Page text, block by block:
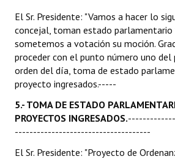
El Sr. Presidente: "Vamos a hacer lo
concejal, toman estado parlamentario
sometemos a votación su moción.
proceder con el punto número uno
orden del día, toma de estado
proyecto ingresados.-----
5.- TOMA DE ESTADO
PROYECTOS INGRESADOS.
-------------------------------------
El Sr. Presidente: "Proyecto de